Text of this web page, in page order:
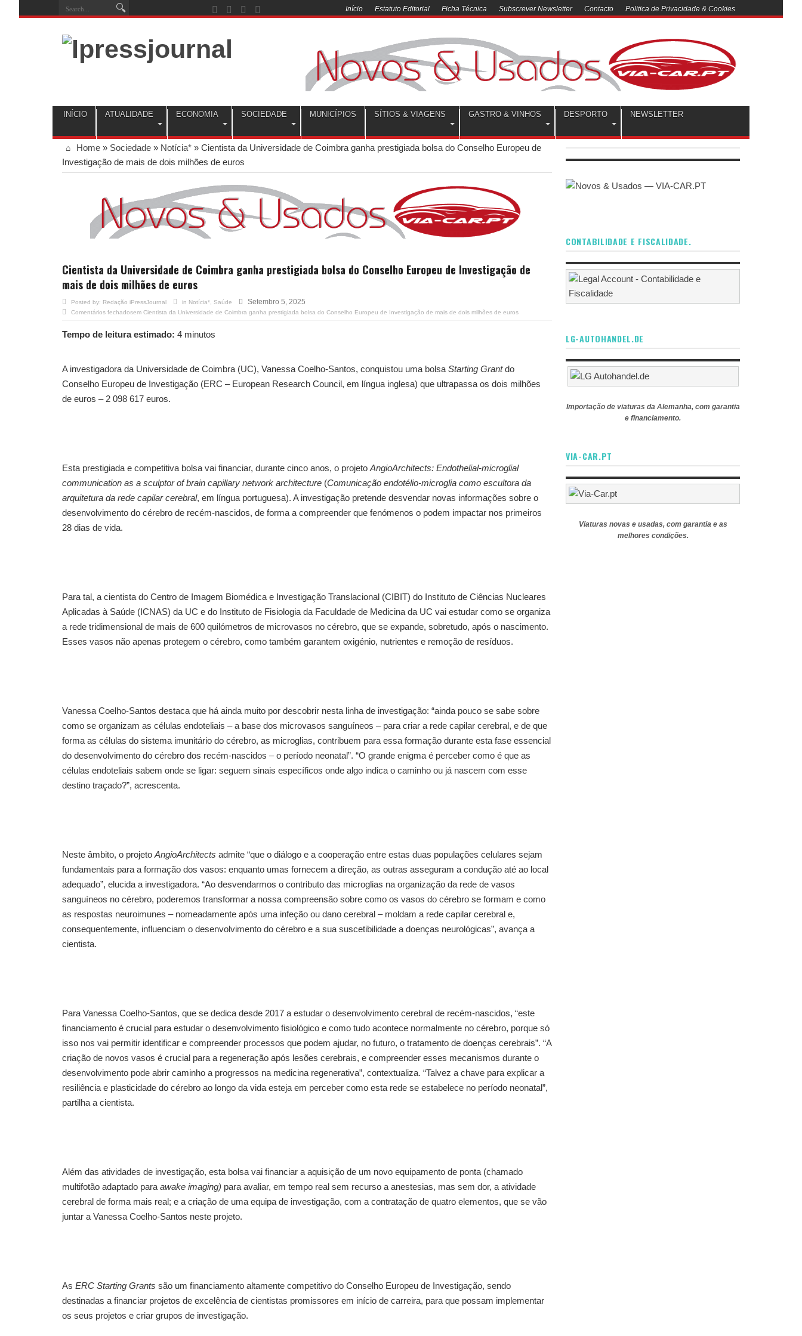
Início Estatuto Editorial Ficha Técnica Subscrever Newsletter Contacto Politica de Privacidade & Cookies
INÍCIO ATUALIDADE ECONOMIA SOCIEDADE MUNICÍPIOS SÍTIOS & VIAGENS GASTRO & VINHOS DESPORTO NEWSLETTER
Home » Sociedade » Notícia* » Cientista da Universidade de Coimbra ganha prestigiada bolsa do Conselho Europeu de
Investigação de mais de dois milhões de euros
Cientista da Universidade de Coimbra ganha prestigiada bolsa do Conselho Europeu de Investigação de
mais de dois milhões de euros
Posted by: Redação iPressJournal in Notícia* Saúde Setembro 5, 2025
Comentários fechadosem Cientista da Universidade de Coimbra ganha prestigiada bolsa do Conselho Europeu de Investigação de mais de dois milhões de euros
Tempo de leitura estimado: 4 minutos
A investigadora da Universidade de Coimbra (UC), Vanessa Coelho-Santos, conquistou uma bolsa Starting Grantdo
Conselho Europeu de Investigação (ERC – European Research Council, em língua inglesa) que ultrapassa os dois milhões
de euros – 2 098 617 euros.
Esta prestigiada e competitiva bolsa vai financiar, durante cinco anos, o projeto AngioArchitects: Endothelial-microglial
communication as a sculptor of brain capillary network architecture (Comunicação endotélio-microglia como escultora da
arquitetura da rede capilar cerebral, em língua portuguesa). A investigação pretende desvendar novas informações sobre o
desenvolvimento do cérebro de recém-nascidos, de forma a compreender que fenómenos o podem impactar nos primeiros
28 dias de vida.
Para tal, a cientista do Centro de Imagem Biomédica e Investigação Translacional (CIBIT) do Instituto de Ciências Nucleares
Aplicadas à Saúde (ICNAS) da UC e do Instituto de Fisiologia da Faculdade de Medicina da UC vai estudar como se organiza
a rede tridimensional de mais de 600 quilómetros de microvasos no cérebro, que se expande, sobretudo, após o nascimento.
Esses vasos não apenas protegem o cérebro, como também garantem oxigénio, nutrientes e remoção de resíduos.
Vanessa Coelho-Santos destaca que há ainda muito por descobrir nesta linha de investigação: “ainda pouco se sabe sobre
como se organizam as células endoteliais – a base dos microvasos sanguíneos – para criar a rede capilar cerebral, e de que
forma as células do sistema imunitário do cérebro, as microglias, contribuem para essa formação durante esta fase essencial
do desenvolvimento do cérebro dos recém-nascidos – o período neonatal”. “O grande enigma é perceber como é que as
células endoteliais sabem onde se ligar: seguem sinais específicos onde algo indica o caminho ou já nascem com esse
destino traçado?”, acrescenta.
Neste âmbito, o projeto AngioArchitects admite “que o diálogo e a cooperação entre estas duas populações celulares sejam
fundamentais para a formação dos vasos: enquanto umas fornecem a direção, as outras asseguram a condução até ao local
adequado”, elucida a investigadora. “Ao desvendarmos o contributo das microglias na organização da rede de vasos
sanguíneos no cérebro, poderemos transformar a nossa compreensão sobre como os vasos do cérebro se formam e como
as respostas neuroimunes – nomeadamente após uma infeção ou dano cerebral – moldam a rede capilar cerebral e,
consequentemente, influenciam o desenvolvimento do cérebro e a sua suscetibilidade a doenças neurológicas”, avança a
cientista.
Para Vanessa Coelho-Santos, que se dedica desde 2017 a estudar o desenvolvimento cerebral de recém-nascidos, “este
financiamento é crucial para estudar o desenvolvimento fisiológico e como tudo acontece normalmente no cérebro, porque só
isso nos vai permitir identificar e compreender processos que podem ajudar, no futuro, o tratamento de doenças cerebrais”. “A
criação de novos vasos é crucial para a regeneração após lesões cerebrais, e compreender esses mecanismos durante o
desenvolvimento pode abrir caminho a progressos na medicina regenerativa”, contextualiza. “Talvez a chave para explicar a
resiliência e plasticidade do cérebro ao longo da vida esteja em perceber como esta rede se estabelece no período neonatal”,
partilha a cientista.
Além das atividades de investigação, esta bolsa vai financiar a aquisição de um novo equipamento de ponta (chamado
multifotão adaptado para awake imaging) para avaliar, em tempo real sem recurso a anestesias, mas sem dor, a atividade
cerebral de forma mais real; e a criação de uma equipa de investigação, com a contratação de quatro elementos, que se vão
juntar a Vanessa Coelho-Santos neste projeto.
As ERC Starting Grants são um financiamento altamente competitivo do Conselho Europeu de Investigação, sendo
destinadas a financiar projetos de excelência de cientistas promissores em início de carreira, para que possam implementar
os seus projetos e criar grupos de investigação.
CONTABILIDADE E FISCALIDADE.
LG-AUTOHANDEL.DE
Importação de viaturas da Alemanha, com garantia
e financiamento.
VIA-CAR.PT
Viaturas novas e usadas, com garantia e as
melhores condições.